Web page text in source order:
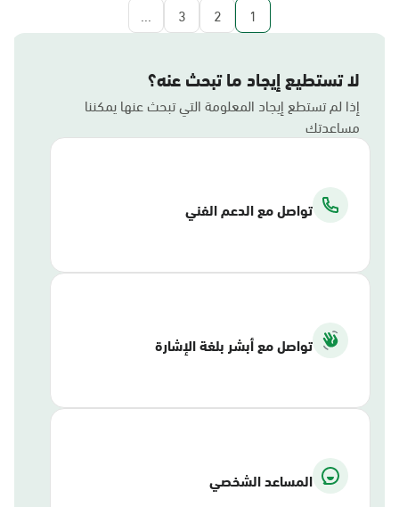
1
2
3
...
لا تستطيع إيجاد ما تبحث عنه؟
إذا لم تستطع إيجاد المعلومة التي تبحث عنها يمكننا
مساعدتك
تواصل مع الدعم الفني
تواصل مع أبشر بلغة الإشارة
المساعد الشخصي